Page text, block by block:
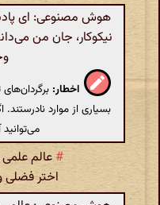
هوش مصنوعی: ای
نیکوکار، جان من
اخطار:
بسیاری از موارد
می‌توانید
# عالم
اختر فضلی